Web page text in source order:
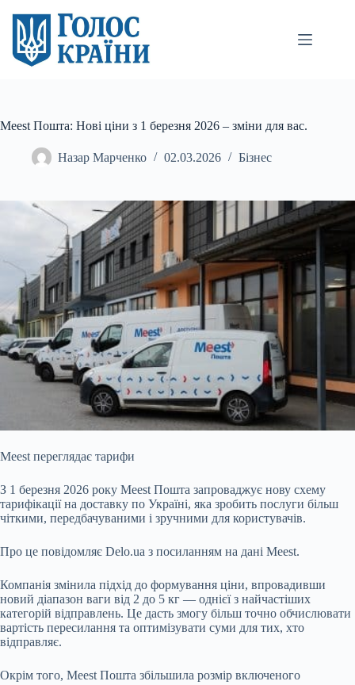
вмісту
Meest Пошта: Нові ціни з 1 березня 2026 – зміни для вас.
Назар Марченко 02.03.2026 Бізнес
Meest переглядає тарифи
З 1 березня 2026 року Meest Пошта запроваджує нову схему
тарифікації на доставку по Україні, яка зробить послуги більш
чіткими, передбачуваними і зручними для користувачів.
Про це повідомляє Delo.ua з посиланням на дані Meest.
Компанія змінила підхід до формування ціни, впровадивши
новий діапазон ваги від 2 до 5 кг — однієї з найчастіших
категорій відправлень. Це дасть змогу більш точно обчислювати
вартість пересилання та оптимізувати суми для тих, хто
відправляє.
Окрім того, Meest Пошта збільшила розмір включеного